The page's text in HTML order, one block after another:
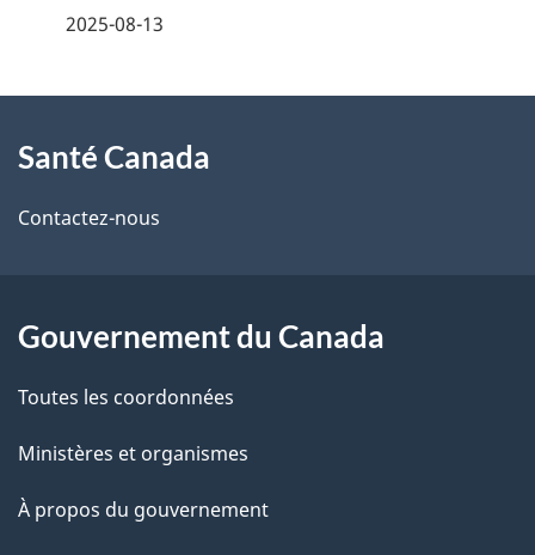
i
l
d
e
p
2025-08-13
propos
de
site
Santé Canada
Contactez-nous
Gouvernement du Canada
Toutes les coordonnées
Ministères et organismes
À propos du gouvernement